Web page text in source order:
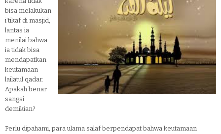
bisa melakukan
i’tikaf di masjid,
lantas ia
menilai bahwa
ia tidak bisa
mendapatkan
keutamaan
lailatul qadar.
Apakah benar
sangsi
demikian?
Perlu dipahami, para ulama salaf berpendapat bahwa keutamaan